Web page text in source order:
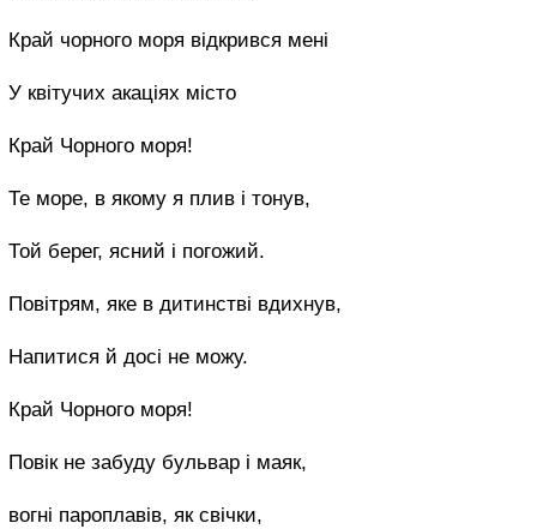
Край чорного моря відкрився мені
У квітучих акаціях місто
Край Чорного моря!
Те море, в якому я плив і тонув,
Той берег, ясний і погожий.
Повітрям, яке в дитинстві вдихнув,
Напитися й досі не можу.
Край Чорного моря!
Повік не забуду бульвар і маяк,
вогні пароплавів, як свічки,